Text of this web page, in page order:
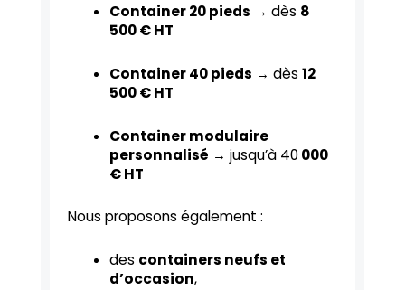
Container 20 pieds → dès 8
500 € HT
Container 40 pieds → dès 12
500 € HT
Container modulaire
personnalisé → jusqu’à 40000
€ HT
Nous proposons également :
des containers neufs et
d’occasion,